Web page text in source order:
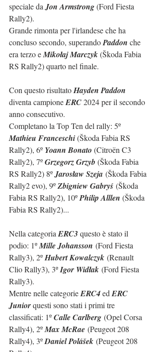
speciale da Jon Armstrong (Ford Fiesta
Rally2).
Grande rimonta per l'irlandese che ha
concluso secondo, superando Paddon che
era terzo e Mikołaj Marczyk (Škoda Fabia
RS Rally2) quarto nel finale.
Con questo risultato Hayden Paddon
diventa campione ERC 2024 per il secondo
anno consecutivo.
Completano la Top Ten del rally: 5º
Mathieu Franceschi (Škoda Fabia RS
Rally2), 6º Yoann Bonato (Citroën C3
Rally2), 7º Grzegorz Grzyb (Škoda Fabia
RS Rally2) 8º Jarosław Szeja (Škoda Fabia
Rally2 evo), 9º Zbigniew Gabryś (Škoda
Fabia RS Rally2), 10º Philip Alllen (Škoda
Fabia RS Rally2)...
Nella categoria ERC3 questo è stato il
podio: 1º Mille Johansson (Ford Fiesta
Rally3), 2º Hubert Kowalczyk (Renault
Clio Rally3), 3º Igor Widłak (Ford Fiesta
Rally3).
Mentre nelle categorie ERC4 ed ERC
Junior questi sono stati i primi tre
classificati: 1º Calle Carlberg (Opel Corsa
Rally4), 2º Max McRae (Peugeot 208
Rally4), 3º Daniel Polášek (Peugeot 208